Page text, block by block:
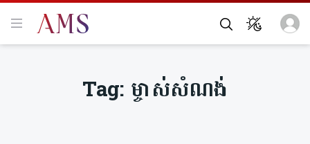
Tag: ម្ចាស់សំណង់